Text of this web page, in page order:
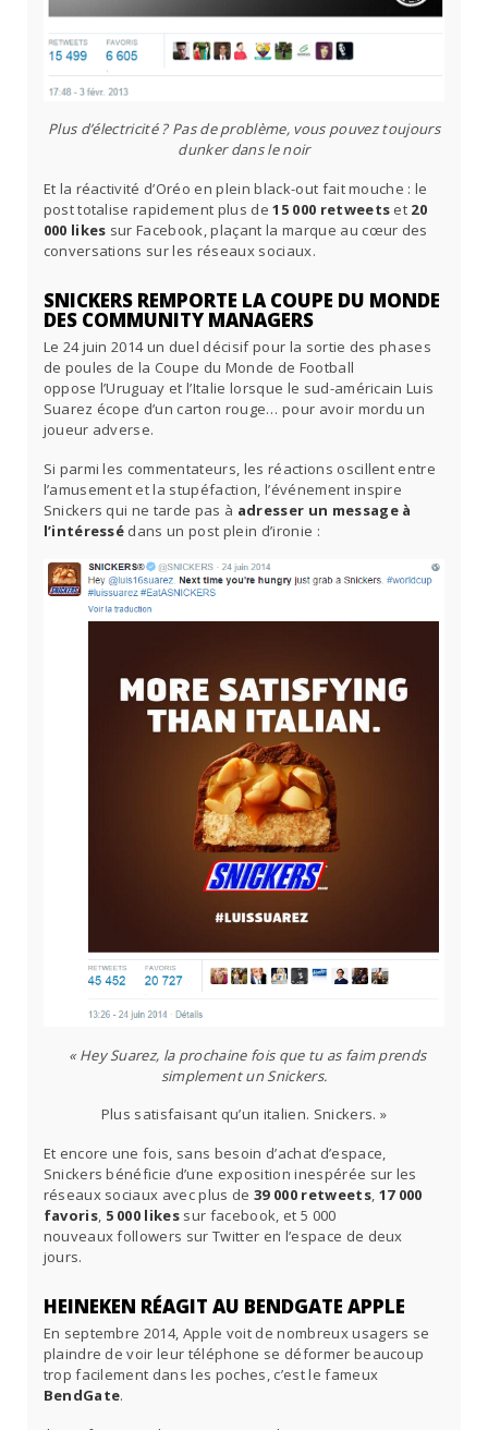
Plus d’électricité ? Pas de problème, vous pouvez toujours
dunker dans le noir
Et la réactivité d’Oréo en plein black-out fait mouche : le
post totalise rapidement plus de15 000 retweets et 20
000 likes sur Facebook, plaçant la marque au cœur des
conversations sur les réseaux sociaux.
SNICKERS REMPORTE LA COUPE DU MONDE
DES COMMUNITY MANAGERS
Le 24 juin 2014 un duel décisif pour la sortie des phases
de poules de la Coupe du Monde de Football
oppose l’Uruguay et l’Italie lorsque le sud-américain Luis
Suarez écope d’un carton rouge… pour avoir mordu un
joueur adverse.
Si parmi les commentateurs, les réactions oscillent entre
l’amusement et la stupéfaction, l’événement inspire
Snickers qui ne tarde pas à adresser un message à
l’intéressé dans un post plein d’ironie :
« Hey Suarez, la prochaine fois que tu as faim prends
simplement un Snickers.
Plus satisfaisant qu’un italien. Snickers. »
Et encore une fois, sans besoin d’achat d’espace,
Snickers bénéficie d’une exposition inespérée sur les
réseaux sociaux avec plus de 39 000 retweets, 17 000
favoris, 5 000 likes sur facebook, et 5 000
nouveaux followers sur Twitter en l’espace de deux
jours.
HEINEKEN RÉAGIT AU BENDGATE APPLE
En septembre 2014, Apple voit de nombreux usagers se
plaindre de voir leur téléphone se déformer beaucoup
trop facilement dans les poches, c’est le fameux
BendGate.